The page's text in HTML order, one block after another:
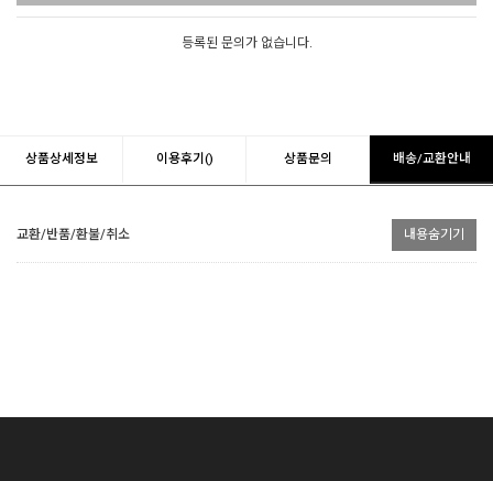
등록된 문의가 없습니다.
상품상세정보 이용후기() 상품문의 배송/교환안내
교환/반품/환불/취소 내용숨기기